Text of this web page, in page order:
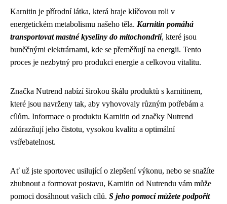
Karnitin je přírodní látka, která hraje klíčovou roli v
energetickém metabolismu našeho těla. Karnitin pomáhá
transportovat mastné kyseliny do mitochondrií, které jsou
buněčnými elektrárnami, kde se přeměňují na energii. Tento
proces je nezbytný pro produkci energie a celkovou vitalitu.
Značka Nutrend nabízí širokou škálu produktů s karnitinem,
které jsou navrženy tak, aby vyhovovaly různým potřebám a
cílům. Informace o produktu Karnitin od značky Nutrend
zdůrazňují jeho čistotu, vysokou kvalitu a optimální
vstřebatelnost.
Ať už jste sportovec usilující o zlepšení výkonu, nebo se snažíte
zhubnout a formovat postavu, Karnitin od Nutrendu vám může
pomoci dosáhnout vašich cílů. S jeho pomocí můžete podpořit